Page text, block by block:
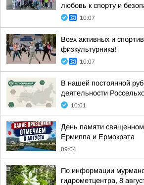
любовь к спорту и
10:07
Всех активных и
физкультурника!
10:07
В нашей постоянной
деятельности
10:01
День памяти
Ермиппа и Ермократа
09:04
По информации
гидрометцентра, 8